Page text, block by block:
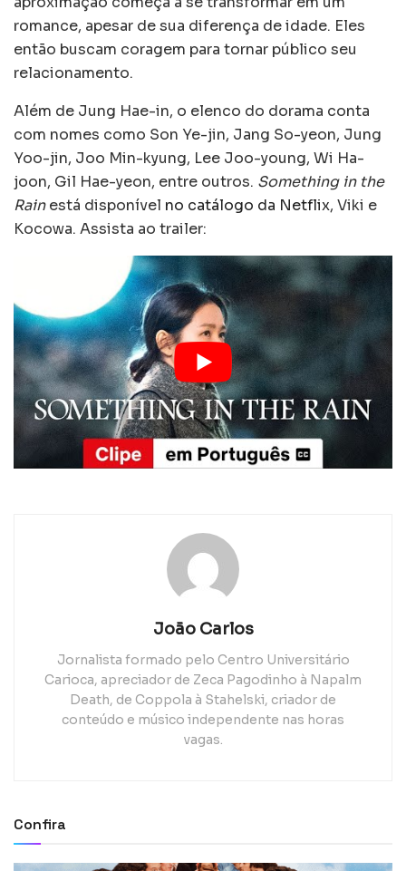
romance, apesar de sua diferença de idade. Eles
então buscam coragem para tornar público seu
relacionamento.
Além de Jung Hae-in, o elenco do dorama conta
com nomes como Son Ye-jin, Jang So-yeon, Jung
Yoo-jin, Joo Min-kyung, Lee Joo-young, Wi Ha-
joon, Gil Hae-yeon, entre outros. Something in the
Rainestá disponível no catálogo da Netflix, Viki e
Kocowa. Assista ao trailer:
João Carlos
Jornalista formado pelo Centro Universitário
Carioca, apreciador de Zeca Pagodinho à Napalm
Death, de Coppola à Stahelski, criador de
conteúdo e músico independente nas horas
vagas.
Confira